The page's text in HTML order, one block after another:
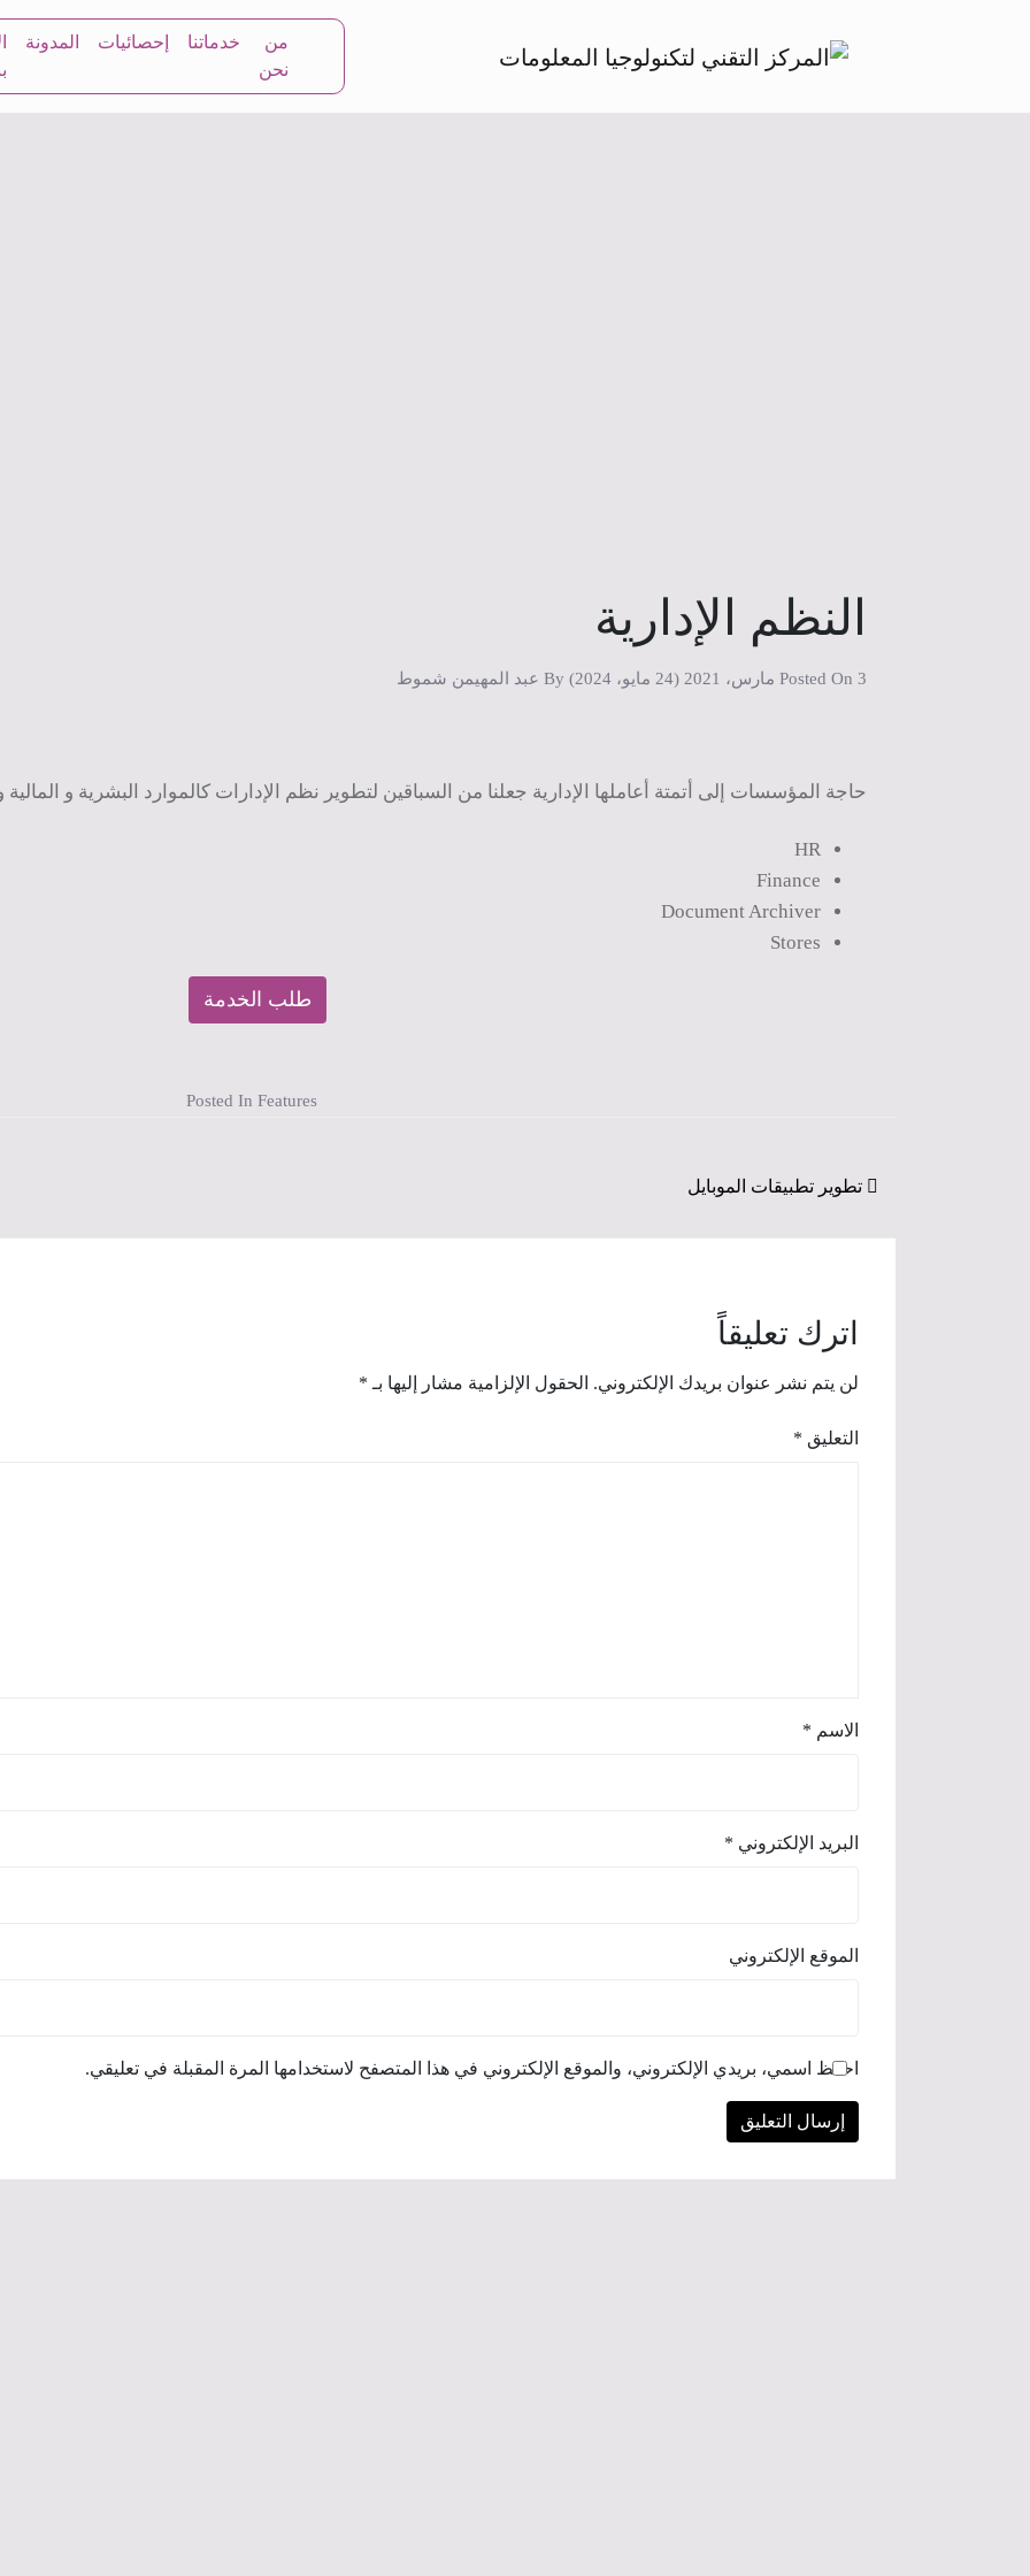
من
نحن
خدماتنا إحصائيات المدونة
النظم الإدارية
Posted On 3 مارس، 2021 (24 مايو، 2024) By عبد المهيمن شموط
حاجة المؤسسات إلى أتمتة أعاملها الإدارية جعلنا من السباقين لتطوير نظم الإدارات كالموارد البشرية و المالية
HR
Finance
Document Archiver
Stores
طلب الخدمة
Posted In Features
Post navigation
اترك تعليقاً
لن يتم نشر عنوان بريدك الإلكتروني. الحقول الإلزامية مشار إليها بـ *
التعليق *
الاسم *
البريد الإلكتروني *
الموقع الإلكتروني
احفظ اسمي، بريدي الإلكتروني، والموقع الإلكتروني في هذا المتصفح لاستخدامها المرة المقبلة في تعليقي.